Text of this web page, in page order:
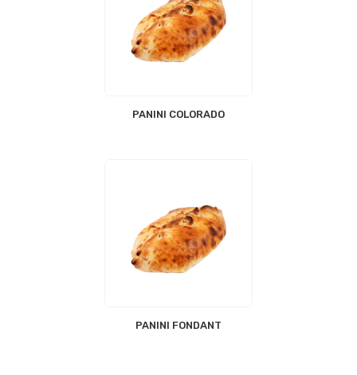
PANINI COLORADO
PANINI FONDANT